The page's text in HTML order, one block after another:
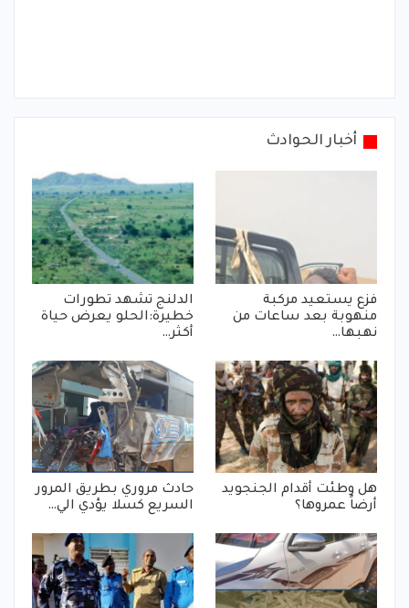
أخبار الحوادث
فزع يستعيد مركبة
منهوبة بعد ساعات من
نهبها…
الدلنج تشهد تطورات
خطيرة:الحلو يعرض حياة
أكثر…
هل وطئت أقدام الجنجويد
أرضاً عمروها؟
حادث مروري بطريق المرور
السريع كسلا يؤدي الي…